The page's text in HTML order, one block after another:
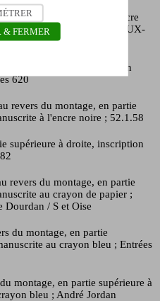
à gauche, tampon à l'encre
/ DIRECTION DES BEAUX-
FRANCE
inférieure à droite, inscription
620
revers du montage, en partie
à l'encre noire ; 52.1.58
supérieure à droite, inscription
revers du montage, en partie
au crayon de papier ;
Dourdan / S et Oise
du montage, en partie
au crayon bleu ; Entrées
montage, en partie supérieure à
bleu ; André Jordan
& FERMER